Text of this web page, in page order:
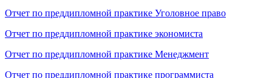
Отчет по преддипломной практике Уголовное право
Отчет по преддипломной практике экономиста
Отчет по преддипломной практике Менеджмент
Отчет по преддипломной практике программиста